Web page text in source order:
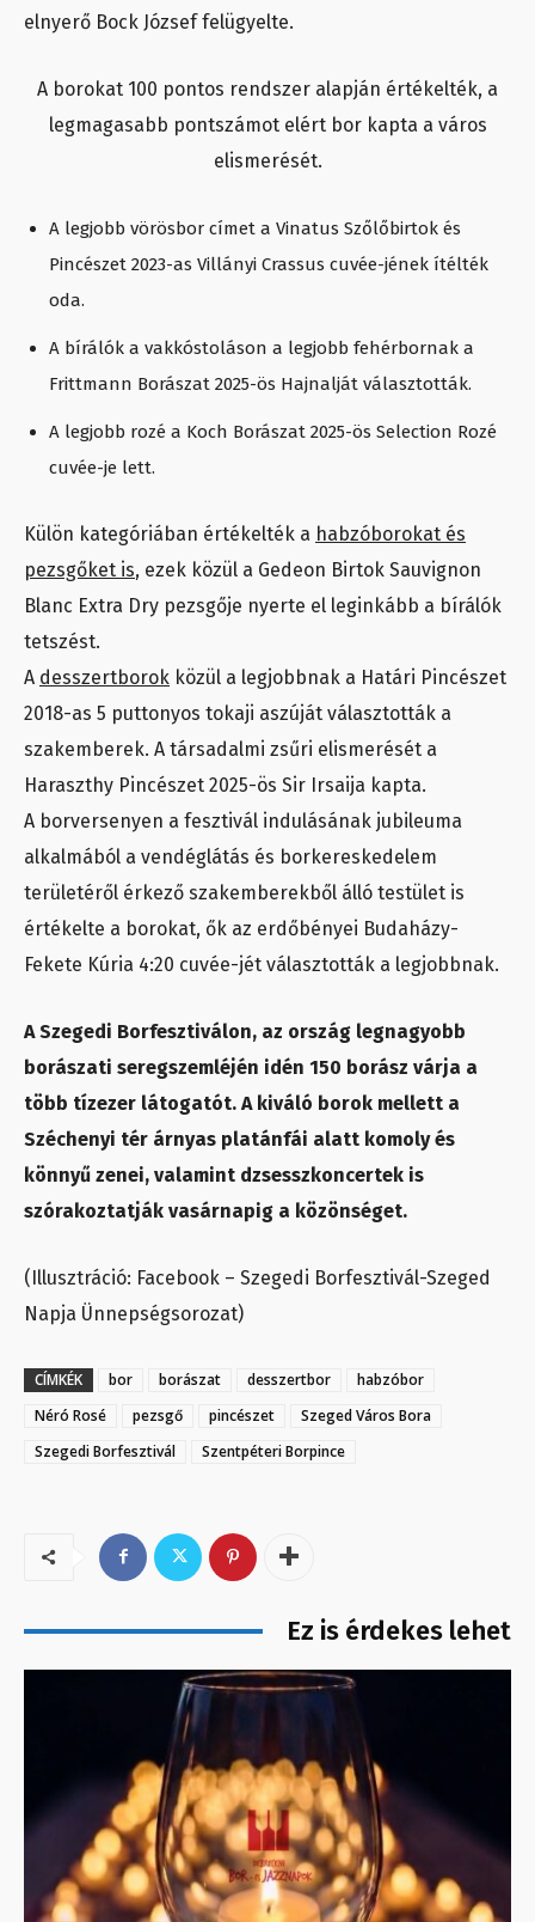
elnyerő Bock József felügyelte.
A borokat 100 pontos rendszer alapján értékelték, a
legmagasabb pontszámot elért bor kapta a város
elismerését.
A legjobb vörösbor címet a Vinatus Szőlőbirtok és
Pincészet 2023-as Villányi Crassus cuvée-jének ítélték
oda.
A bírálók a vakkóstoláson a legjobb fehérbornak a
Frittmann Borászat 2025-ös Hajnalját választották.
A legjobb rozé a Koch Borászat 2025-ös Selection Rozé
cuvée-je lett.
Külön kategóriában értékelték a habzóborokat és
pezsgőket is, ezek közül a Gedeon Birtok Sauvignon
Blanc Extra Dry pezsgője nyerte el leginkább a bírálók
tetszést.
A desszertborok közül a legjobbnak a Határi Pincészet
2018-as 5 puttonyos tokaji aszúját választották a
szakemberek. A társadalmi zsűri elismerését a
Haraszthy Pincészet 2025-ös Sir Irsaija kapta.
A borversenyen a fesztivál indulásának jubileuma
alkalmából a vendéglátás és borkereskedelem
területéről érkező szakemberekből álló testület is
értékelte a borokat, ők az erdőbényei Budaházy-
Fekete Kúria 4:20 cuvée-jét választották a legjobbnak.
A Szegedi Borfesztiválon, az ország legnagyobb
borászati seregszemléjén idén 150 borász várja a
több tízezer látogatót. A kiváló borok mellett a
Széchenyi tér árnyas platánfái alatt komoly és
könnyű zenei, valamint dzsesszkoncertek is
szórakoztatják vasárnapig a közönséget.
(Illusztráció: Facebook – Szegedi Borfesztivál-Szeged
Napja Ünnepségsorozat)
CÍMKÉK bor borászat desszertbor
habzóbor
Néró Rosé
pezsgő pincészet
Szeged Város Bora
Szegedi Borfesztivál
Szentpéteri Borpince
Ez is érdekes lehet